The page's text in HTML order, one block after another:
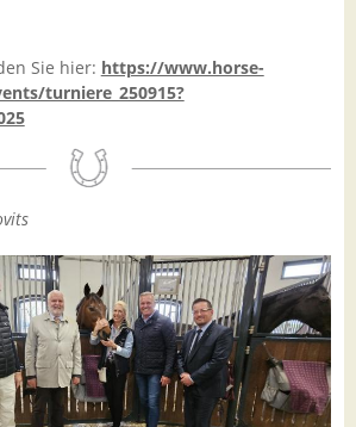
Sie hier: https://www.horse-
turniere_250915?